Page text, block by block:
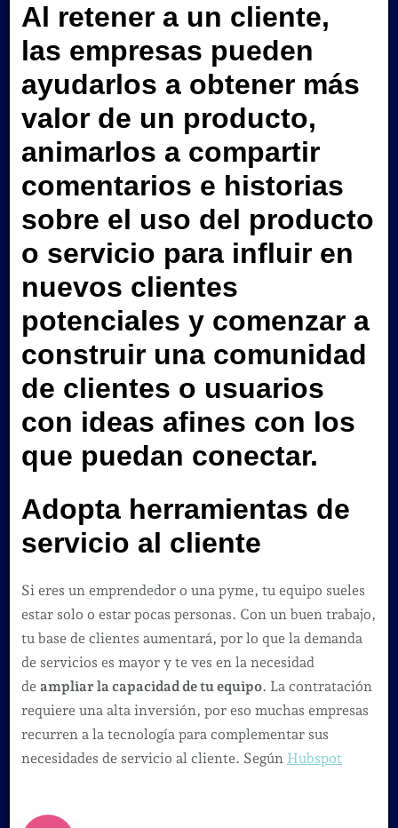
Al retener a un cliente,
las empresas pueden
ayudarlos a obtener más
valor de un producto,
animarlos a compartir
comentarios e historias
sobre el uso del producto
o servicio para influir en
nuevos clientes
potenciales y comenzar a
construir una comunidad
de clientes o usuarios
con ideas afines con los
que puedan conectar.
Adopta herramientas de
servicio al cliente
Si eres un emprendedor o una pyme, tu equipo sueles
estar solo o estar pocas personas. Con un buen trabajo,
tu base de clientes aumentará, por lo que la demanda
de servicios es mayor y te ves en la necesidad
de ampliar la capacidad de tu equipo. La contratación
requiere una alta inversión, por eso muchas empresas
recurren a la tecnología para complementar sus
necesidades de servicio al cliente. Según Hubspot